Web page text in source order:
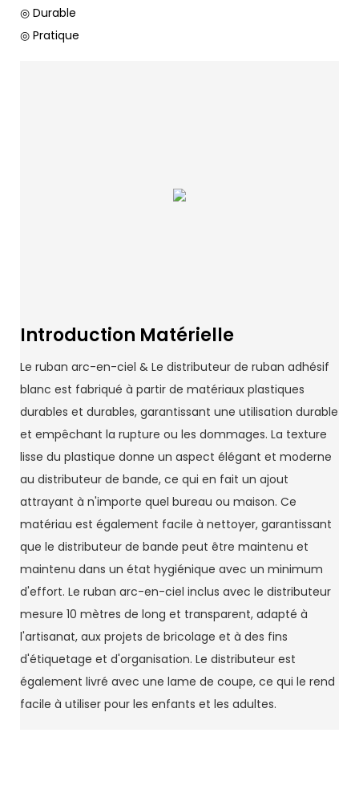
◎ Durable
◎ Pratique
Introduction Matérielle
Le ruban arc-en-ciel & Le distributeur de ruban adhésif
blanc est fabriqué à partir de matériaux plastiques
durables et durables, garantissant une utilisation durable
et empêchant la rupture ou les dommages. La texture
lisse du plastique donne un aspect élégant et moderne
au distributeur de bande, ce qui en fait un ajout
attrayant à n'importe quel bureau ou maison. Ce
matériau est également facile à nettoyer, garantissant
que le distributeur de bande peut être maintenu et
maintenu dans un état hygiénique avec un minimum
d'effort. Le ruban arc-en-ciel inclus avec le distributeur
mesure 10 mètres de long et transparent, adapté à
l'artisanat, aux projets de bricolage et à des fins
d'étiquetage et d'organisation. Le distributeur est
également livré avec une lame de coupe, ce qui le rend
facile à utiliser pour les enfants et les adultes.